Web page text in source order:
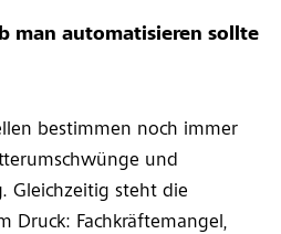
man automatisieren sollte
bestimmen noch immer
und
Gleichzeitig steht die
Druck: Fachkräftemangel,